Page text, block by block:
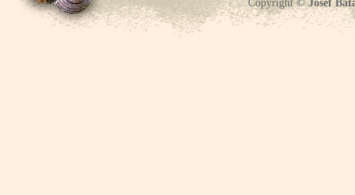
Copyright ©Josef